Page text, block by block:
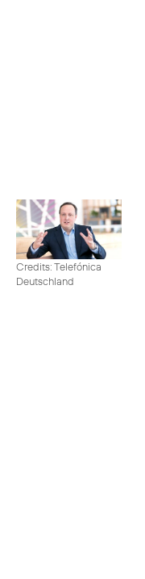
Credits: Telefónica
Deutschland